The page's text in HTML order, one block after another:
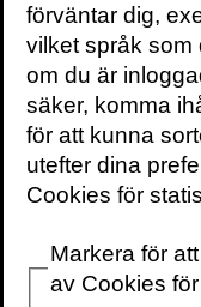
Hur kommer
kan påstå att
människor?
göra? Kan det
största kända
en yta större
vad har
Svampar –
förväntar dig,
vilket språk som
om du är
säker, komma
för att kunna
utefter dina
Cookies för
Markera för
av Cookies